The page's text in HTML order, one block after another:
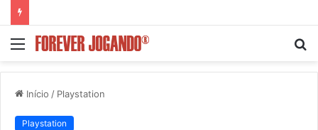
Menu
Início / Playstation
Playstation